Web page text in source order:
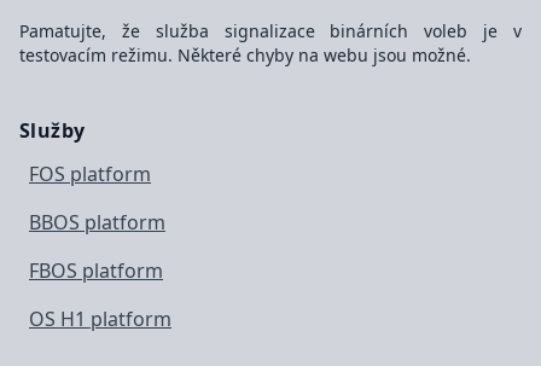
Pamatujte, že služba signalizace binárních voleb je v
testovacím režimu. Některé chyby na webu jsou možné.
Služby
FOS platform
BBOS platform
FBOS platform
OS H1 platform